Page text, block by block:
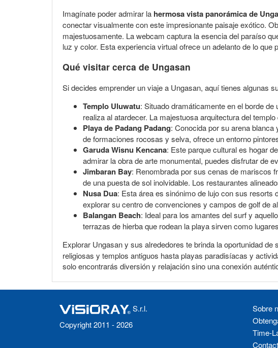
Imagínate poder admirar la hermosa vista panorámica de
conectar visualmente con este impresionante paisaje exótico.
majestuosamente. La webcam captura la esencia del paraíso
luz y color. Esta experiencia virtual ofrece un adelanto de lo
Qué visitar cerca de Ungasan
Si decides emprender un viaje a Ungasan, aquí tienes algunas
Templo Uluwatu: Situado dramáticamente en el borde
realiza al atardecer. La majestuosa arquitectura del
Playa de Padang Padang: Conocida por su arena
de formaciones rocosas y selva, ofrece un entorno
Garuda Wisnu Kencana: Este parque cultural es hogar
admirar la obra de arte monumental, puedes disfrutar de
Jimbaran Bay: Renombrada por sus cenas de mariscos
de una puesta de sol inolvidable. Los restaurantes
Nusa Dua: Esta área es sinónimo de lujo con sus resorts
explorar su centro de convenciones y campos de golf de
Balangan Beach: Ideal para los amantes del surf y
terrazas de hierba que rodean la playa sirven como
Explorar Ungasan y sus alrededores te brinda la oportunidad de
religiosas y templos antiguos hasta playas paradisíacas y
solo encontrarás diversión y relajación sino una conexión
S.r.l.
Copyright 2011 - 2026
Sobre
Time-